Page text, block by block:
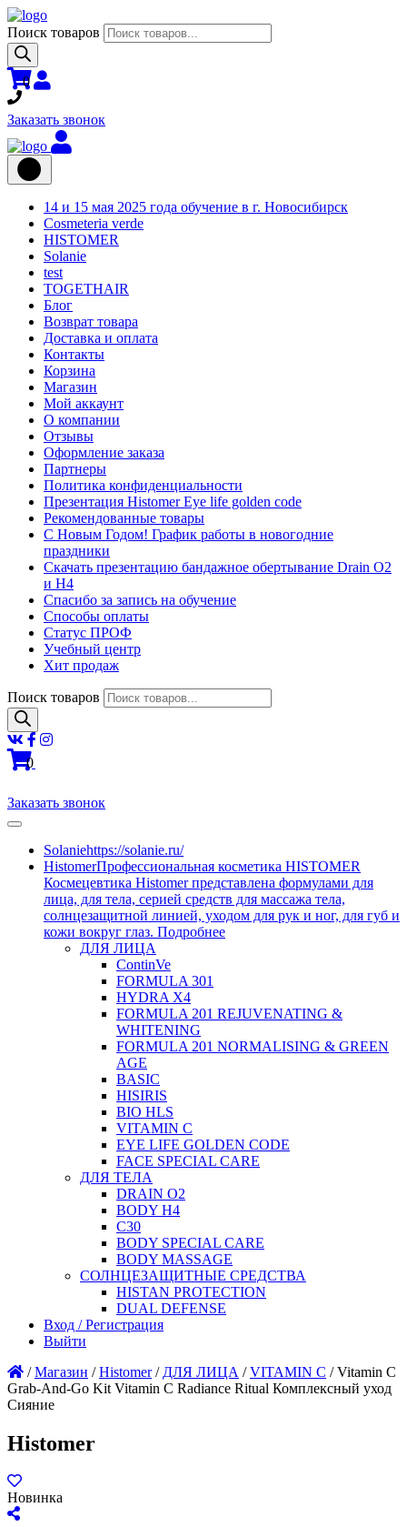
Поиск товаров
0
Заказать звонок
14 и 15 мая 2025 года обучение в г. Новосибирск
Cosmeteria verde
HISTOMER
Solanie
test
TOGETHAIR
Блог
Возврат товара
Доставка и оплата
Контакты
Корзина
Магазин
Мой аккаунт
О компании
Отзывы
Оформление заказа
Партнеры
Политика конфиденциальности
Презентация Histomer Eye life golden code
Рекомендованные товары
С Новым Годом! График работы в новогодние
праздники
Скачать презентацию бандажное обертывание Drain O2
и H4
Спасибо за запись на обучение
Способы оплаты
Статус ПРОФ
Учебный центр
Хит продаж
Поиск товаров
0
Заказать звонок
Solaniehttps://solanie.ru/
HistomerПрофессиональная косметика HISTOMER
Космецевтика Histomer представлена формулами для
лица, для тела, серией средств для массажа тела,
солнцезащитной линией, уходом для рук и ног, для губ и
кожи вокруг глаз. Подробнее
ДЛЯ ЛИЦА
ContinVe
FORMULA 301
HYDRA X4
FORMULA 201 REJUVENATING &
WHITENING
FORMULA 201 NORMALISING & GREEN
AGE
BASIC
HISIRIS
BIO HLS
VITAMIN C
EYE LIFE GOLDEN CODE
FACE SPECIAL CARE
ДЛЯ ТЕЛА
DRAIN O2
BODY H4
C30
BODY SPECIAL CARE
BODY MASSAGE
СОЛНЦЕЗАЩИТНЫЕ СРЕДСТВА
HISTAN PROTECTION
DUAL DEFENSE
Вход / Регистрация
Выйти
/Магазин /Histomer/ ДЛЯ ЛИЦА /VITAMIN C /Vitamin C
Grab-And-Go Kit Vitamin C Radiance Ritual Комплексный уход
Сияние
Histomer
Новинка